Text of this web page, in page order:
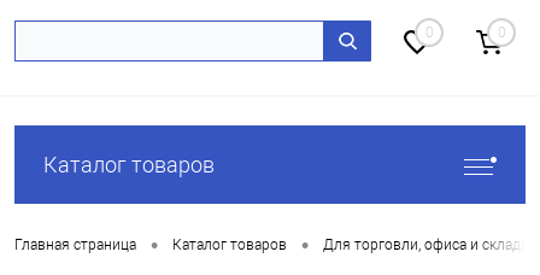
0 0
Каталог товаров
Главная страница • Каталог товаров • Для торговли, офиса и склада